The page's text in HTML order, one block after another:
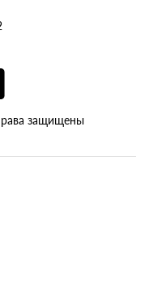
защищены